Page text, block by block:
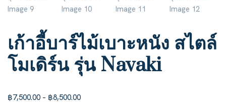
เก้าอี้บาร์ไม้เบาะหนัง สไตล์
โมเดิร์น รุ่น Navaki
฿7,500.00 – ฿8,500.00